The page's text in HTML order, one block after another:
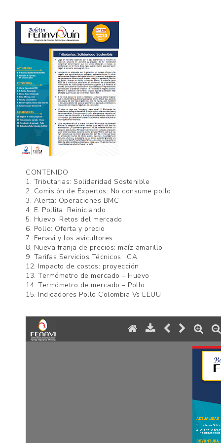
DE
COLOMBIA
CONTENIDO
1. Tributarias: Solidaridad Sostenible
2. Comisión de Expertos: No consume pollo
3. Alerta: Operaciones BMC
4. E. Pollita: Reiniciando
5. Huevo: Retos del mercado
6. Pollo: Oferta y precio
7. Fenavi y los avicultores
8. Nueva franja de precios: maíz amarillo
9. Tarifas Servicios Técnicos: ICA
12. Impacto de costos: proyección
13. Termómetro de mercado – Huevo
14. Termómetro de mercado – Pollo
15. Indicadores Pollo Colombia Vs EEUU